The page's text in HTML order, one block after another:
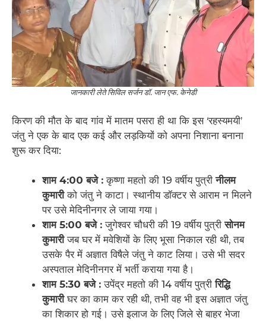
जानकारी लेते सिविल सर्जन डॉ. जान एफ. केनेडी
किरण की मौत के बाद गांव में मातम पसरा ही था कि इस ‘रहस्यमयी’
जंतु ने एक के बाद एक कई और लड़कियों को अपना निशाना बनाना
शुरू कर दिया:
शाम 4:00 बजे : कृष्णा महतो की 19 वर्षीय पुत्रीनीलम
कुमारीको जंतु ने काटा। स्थानीय डॉक्टर से आराम न मिलने
पर उसे मेदिनीनगर ले जाया गया।
शाम 5:00 बजे : जुगेश्वर चौधरी की 19 वर्षीय पुत्रीसोनम
कुमारीजब घर में मवेशियों के लिए भूसा निकाल रही थी, तब
उसके पैर में अज्ञात विषैले जंतु ने काट लिया। उसे भी सदर
अस्पताल मेदिनीनगर में भर्ती कराया गया है।
शाम 5:30 बजे : उपेंद्र महतो की 14 वर्षीय पुत्रीरिद्धि
कुमारीघर का काम कर रही थी, तभी वह भी इस अज्ञात जंतु
का शिकार हो गई। उसे इलाज के लिए जिले से बाहर भेजा